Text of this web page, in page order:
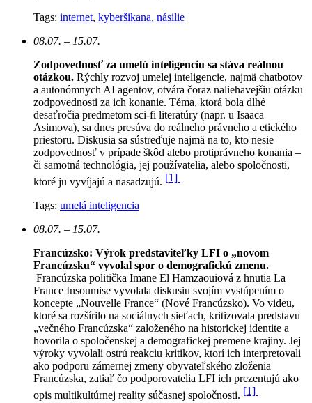
Tags: internet, kyberšikana, násilie
08.07. – 15.07.
Zodpovednosť za umelú inteligenciu sa stáva reálnou
otázkou. Rýchly rozvoj umelej inteligencie, najmä chatbotov
a autonómnych AI agentov, otvára čoraz naliehavejšiu otázku
zodpovednosti za ich konanie. Téma, ktorá bola dlhé
desaťročia predmetom sci-fi literatúry (napr. u Isaaca
Asimova), sa dnes presúva do reálneho právneho a etického
priestoru. Diskusia sa sústreďuje najmä na to, kto nesie
zodpovednosť v prípade škôd alebo protiprávneho konania –
či samotná technológia, jej používatelia, alebo spoločnosti,
ktoré ju vyvíjajú a nasadzujú. [1]
Tags: umelá inteligencia
08.07. – 15.07.
Francúzsko: Výrok predstaviteľky LFI o „novom
Francúzsku“ vyvolal spor o demografickú zmenu.
Francúzska politička Imane El Hamzaouiová z hnutia La
France Insoumise vyvolala diskusiu svojím vystúpením o
koncepte „Nouvelle France“ (Nové Francúzsko). Vo videu,
ktoré sa rozšírilo na sociálnych sieťach, kritizovala predstavu
„večného Francúzska“ založeného na historickej identite a
hovorila o spoločenskej a demografickej premene krajiny. Jej
výroky vyvolali ostrú reakciu kritikov, ktorí ich interpretovali
ako podporu zámernej zmeny obyvateľského zloženia
Francúzska, zatiaľ čo podporovatelia LFI ich prezentujú ako
opis multikultúrnej reality súčasnej spoločnosti. [1]